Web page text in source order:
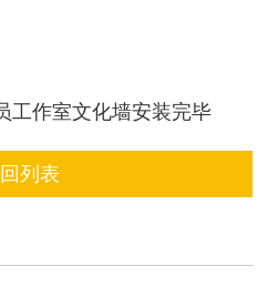
工作室文化墙安装完毕
列表